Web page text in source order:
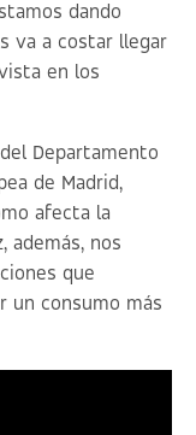
dando
va a costar llegar
en los
Departamento
de Madrid,
afecta la
además, nos
que
un consumo más